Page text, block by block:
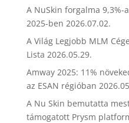
A NuSkin forgalma 9,3%-
2025-ben 2026.07.02.
A Világ Legjobb MLM
Lista 2026.05.29.
Amway 2025: 11%
az ESAN régióban
A Nu Skin bemutatta
támogatott Prysm